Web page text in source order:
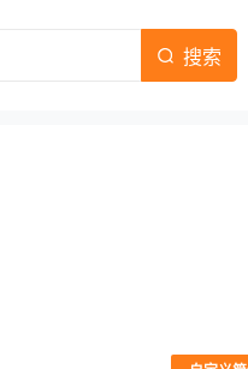
搜索